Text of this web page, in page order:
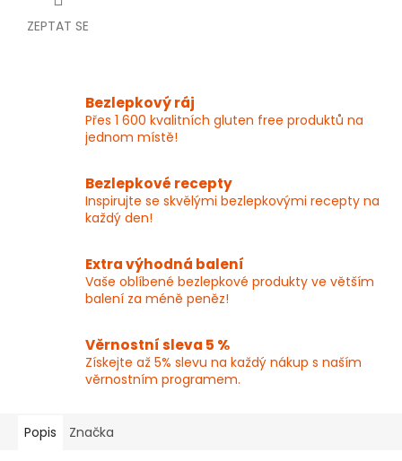
ZEPTAT SE
Bezlepkový ráj
Přes 1 600 kvalitních gluten free produktů na
jednom místě!
Bezlepkové recepty
Inspirujte se skvělými bezlepkovými recepty na
každý den!
Extra výhodná balení
Vaše oblíbené bezlepkové produkty ve větším
balení za méně peněz!
Věrnostní sleva 5 %
Získejte až 5% slevu na každý nákup s naším
věrnostním programem.
Popis Značka